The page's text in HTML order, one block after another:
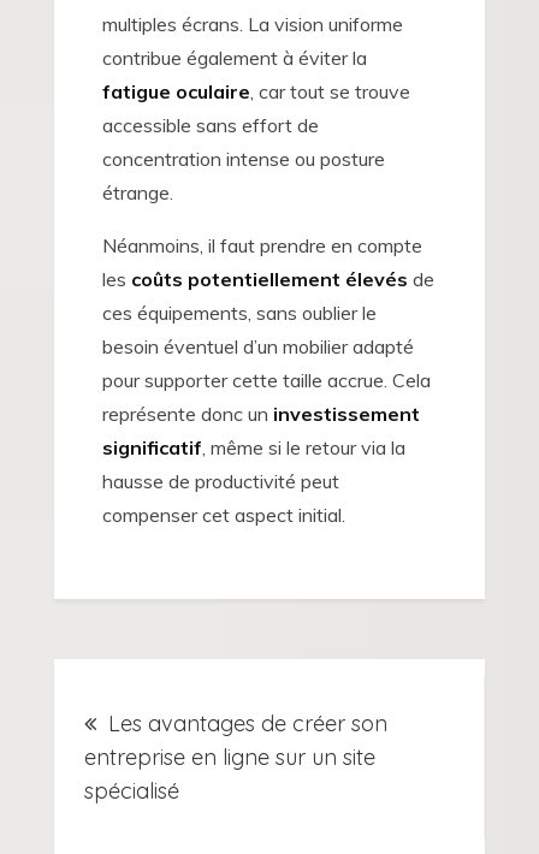
multiples écrans. La vision uniforme
contribue également à éviter la
fatigue oculaire, car tout se trouve
accessible sans effort de
concentration intense ou posture
étrange.
Néanmoins, il faut prendre en compte
les coûts potentiellement élevés de
ces équipements, sans oublier le
besoin éventuel d’un mobilier adapté
pour supporter cette taille accrue. Cela
représente donc un investissement
significatif, même si le retour via la
hausse de productivité peut
compenser cet aspect initial.
de
l’article
Les avantages de créer son
entreprise en ligne sur un site
spécialisé